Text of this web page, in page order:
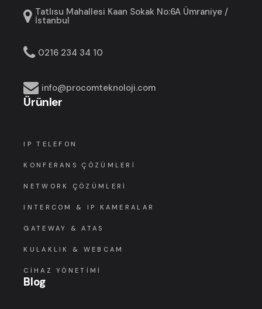
Tatlısu Mahallesi Kaan Sokak No:6A Ümraniye /
İstanbul
0216 234 34 10
info@procomteknoloji.com
Ürünler
IP TELEFON
KONFERANS ÇÖZÜMLERI
NETWORK ÇÖZÜMLERI
INTERCOM & IP KAMERALAR
GATEWAY & ATAS
KULAKLIK & WEBCAM
CIHAZ YÖNETIMI
Blog